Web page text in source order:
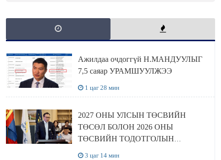
Ажилдаа очдоггүй Н.МАНДУУЛЫГ
7,5 саяар УРАМШУУЛЖЭЭ
1 цаг 28 мин
2027 ОНЫ УЛСЫН ТӨСВИЙН
ТӨСӨЛ БОЛОН 2026 ОНЫ
ТӨСВИЙН ТОДОТГОЛЫН
3 цаг 14 мин